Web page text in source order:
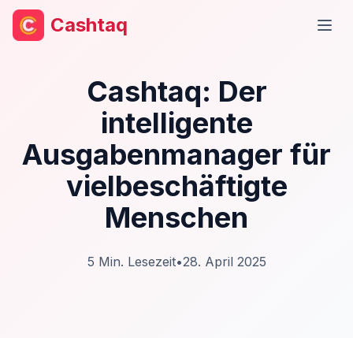
Cashtaq
Cashtaq: Der
intelligente
Ausgabenmanager für
vielbeschäftigte
Menschen
5 Min. Lesezeit•28. April 2025